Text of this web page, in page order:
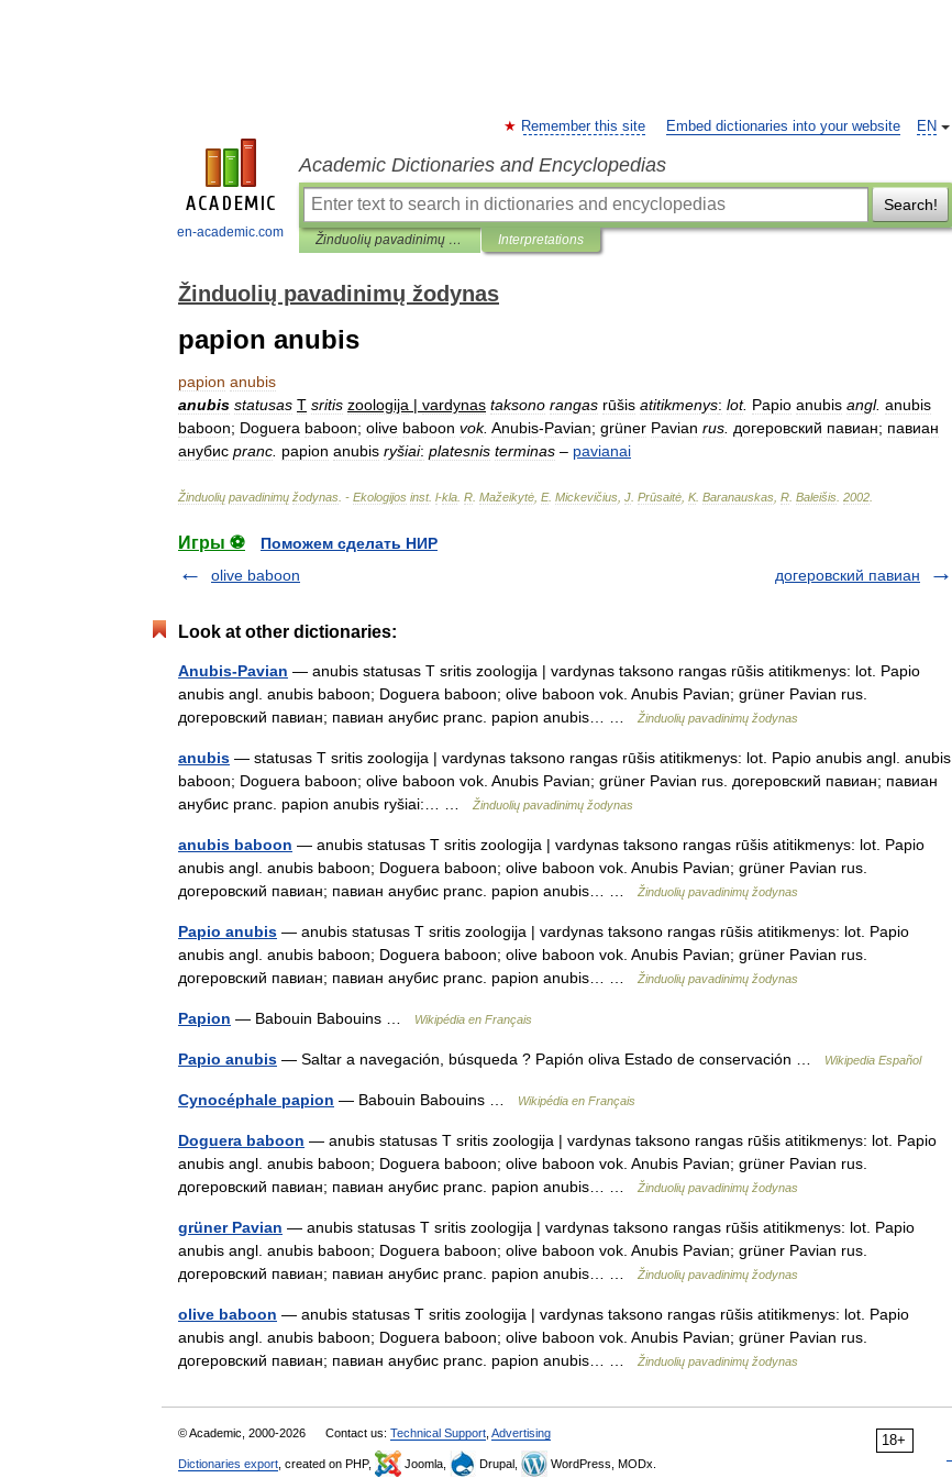
en-academic.com
EN
Remember this site Embed dictionaries into your website
Academic Dictionaries and Encyclopedias
Search!
Žinduolių pavadinimų žodynas Interpretations
Žinduolių pavadinimų žodynas
papion anubis
papion anubis
anubis statusas T sritis zoologija | vardynas taksono rangas rūšis atitikmenys: lot. Papio anubis angl. anubis
baboon; Doguera baboon; olive baboon vok. Anubis-Pavian; grüner Pavian rus догеровский павиан; павиан
анубис pranc papion anubis ryšiai: platesnis terminas – pavianai
Žinduolių pavadinimų žodynas . - Ekologijos inst. l-kla R Mažeikytė E. Mickevičius J Prūsaitė K. Baranauskas R Baleišis 2002
Игры ⚽
Поможем сделать НИР
olive baboon
догеровский павиан
Look at other dictionaries:
Anubis-Pavian — anubis statusas T sritis zoologija | vardynas taksono rangas rūšis atitikmenys: lot. Papio
anubis angl. anubis baboon; Doguera baboon; olive baboon vok. Anubis Pavian; grüner Pavian rus.
догеровский павиан; павиан анубис pranc. papion anubis… …
Žinduolių pavadinimų žodynas
anubis — statusas T sritis zoologija | vardynas taksono rangas rūšis atitikmenys: lot. Papio anubis angl. anubis
baboon; Doguera baboon; olive baboon vok. Anubis Pavian; grüner Pavian rus. догеровский павиан; павиан
анубис pranc. papion anubis ryšiai:… …
Žinduolių pavadinimų žodynas
anubis baboon — anubis statusas T sritis zoologija | vardynas taksono rangas rūšis atitikmenys: lot. Papio
anubis angl. anubis baboon; Doguera baboon; olive baboon vok. Anubis Pavian; grüner Pavian rus.
догеровский павиан; павиан анубис pranc. papion anubis… …
Žinduolių pavadinimų žodynas
Papio anubis — anubis statusas T sritis zoologija | vardynas taksono rangas rūšis atitikmenys: lot. Papio
anubis angl. anubis baboon; Doguera baboon; olive baboon vok. Anubis Pavian; grüner Pavian rus.
догеровский павиан; павиан анубис pranc. papion anubis… …
Žinduolių pavadinimų žodynas
Papion — Babouin Babouins … Wikipédia en Français
Papio anubis — Saltar a navegación, búsqueda ? Papión oliva Estado de conservación … Wikipedia Español
Cynocéphale papion — Babouin Babouins … Wikipédia en Français
Doguera baboon — anubis statusas T sritis zoologija | vardynas taksono rangas rūšis atitikmenys: lot. Papio
anubis angl. anubis baboon; Doguera baboon; olive baboon vok. Anubis Pavian; grüner Pavian rus.
догеровский павиан; павиан анубис pranc. papion anubis… …
Žinduolių pavadinimų žodynas
grüner Pavian — anubis statusas T sritis zoologija | vardynas taksono rangas rūšis atitikmenys: lot. Papio
anubis angl. anubis baboon; Doguera baboon; olive baboon vok. Anubis Pavian; grüner Pavian rus.
догеровский павиан; павиан анубис pranc. papion anubis… …
Žinduolių pavadinimų žodynas
olive baboon — anubis statusas T sritis zoologija | vardynas taksono rangas rūšis atitikmenys: lot. Papio
anubis angl. anubis baboon; Doguera baboon; olive baboon vok. Anubis Pavian; grüner Pavian rus.
догеровский павиан; павиан анубис pranc. papion anubis… …
Žinduolių pavadinimų žodynas
18+
© Academic, 2000-2026 Contact us: Technical Support Advertising
Dictionaries export , created on PHP, Joomla, Drupal, WordPress, MODx.